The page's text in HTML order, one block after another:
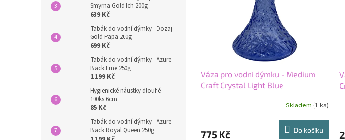
Smyrna Gold Ich 200g
639 Kč
Tabák do vodní dýmky - Dozaj
Gold Papa 200g
699 Kč
Tabák do vodní dýmky - Azure
Black Lme 250g
1 199 Kč
Hygienické náustky dlouhé
100ks 6cm
85 Kč
Tabák do vodní dýmky - Azure
Black Royal Queen 250g
Váza pro vodní dýmku - Medium
Craft Crystal Light Blue
Skladem (1 ks)
775 Kč Do košíku